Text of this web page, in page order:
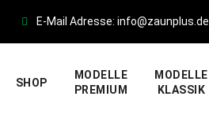
E-Mail Adresse: info@zaunplus.de
SHOP
MODELLE
PREMIUM
MODELLE
KLASSIK